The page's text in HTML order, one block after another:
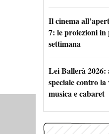
Il cinema
7: le proiezioni
settimana
Lei Ballerà 2026:
speciale contro
musica e cabaret